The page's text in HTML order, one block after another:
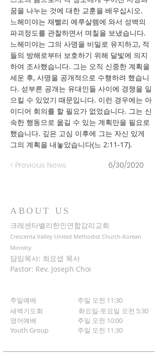
꿈을 나누는 것에 대한 교훈을 배우십시오.
느헤미야는 재빨리 예루살렘에 와서 성벽의
파괴정도를 관찰하면서 며칠을 보냈습니다.
느헤미야는 그의 사명을 비밀로 유지하고, 적
들의 방해로부터 보호하기 위해 달빛에 의지
하여 조사했습니다. 그는 오직 신중한 계획을
세운 후, 사명을 공개적으로 수행하려 했습니
다. 섣부른 공개는 유대인들 사이에 경쟁을 일
으킬 수 있었기 때문입니다. 이런 경우에는 아
이디어 회의를 할 필요가 없었습니다. 그는 신
속한 행동으로 옮길 수 있는 계획만을 필요로
했습니다. 깊은 고심 이후에 그는 자신 있게
그의 계획을 내놓았습니다(느 2:11-17).
< Previous News 6/30/2020
ABOUT US
크레센타밸리한인연합감리교회
Crescenta Valley United Methodist Church-Korean
Ministry
담임목사: 최요셉 목사
Pastor: Rev. Joseph Choi
주일예배 주일 오전 11:30
새벽기도회
화요일-토요일 오전 5:30
영어예배 주일 오전 10:00
​Youth Group
주일 오전 11:30